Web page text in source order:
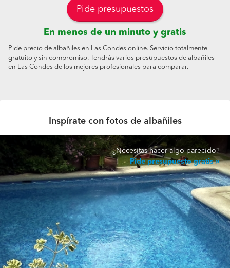
Pide presupuestos
En menos de un minuto y gratis
Pide precio de albañiles en Las Condes online. Servicio totalmente
gratuito y sin compromiso. Tendrás varios presupuestos de albañiles
en Las Condes de los mejores profesionales para comparar.
Inspírate con fotos de albañiles
¿Necesitas hacer algo parecido?
Pide presupuesto gratis